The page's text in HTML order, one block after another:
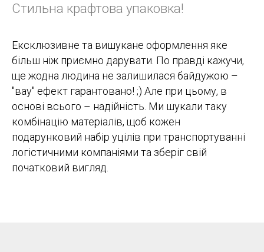
Стильна крафтова упаковка!
Ексклюзивне та вишукане оформлення яке
більш ніж приємно дарувати. По правді кажучи,
ще жодна людина не залишилася байдужою –
"вау" ефект гарантовано! ;) Але при цьому, в
основі всього – надійність. Ми шукали таку
комбінацію матеріалів, щоб кожен
подарунковий набір уцілів при транспортуванні
логістичними компаніями та зберіг свій
початковий вигляд.